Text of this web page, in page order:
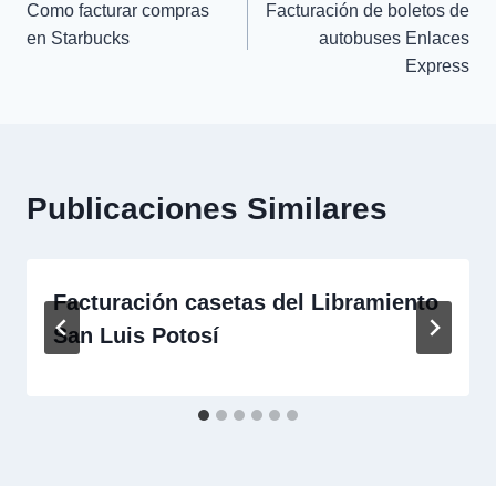
de
Como facturar compras
en Starbucks
Facturación de boletos de
autobuses Enlaces
Express
Publicaciones Similares
Facturación casetas del Libramiento
San Luis Potosí